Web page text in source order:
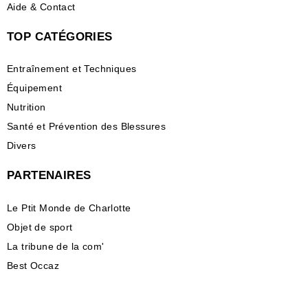
Aide & Contact
TOP CATÉGORIES
Entraînement et Techniques
Équipement
Nutrition
Santé et Prévention des Blessures
Divers
PARTENAIRES
Le Ptit Monde de Charlotte
Objet de sport
La tribune de la com'
Best Occaz